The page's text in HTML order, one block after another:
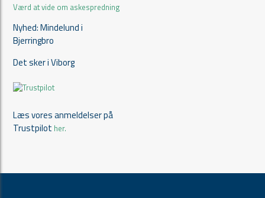
Værd at vide om askespredning
Nyhed: Mindelund i
Bjerringbro
Det sker i Viborg
Læs vores anmeldelser på
Trustpilot her.